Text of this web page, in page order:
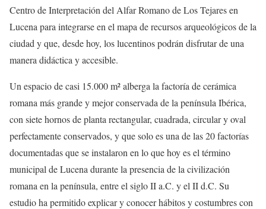
Centro de Interpretación del Alfar Romano de Los Tejares en
Lucena para integrarse en el mapa de recursos arqueológicos de la
ciudad y que, desde hoy, los lucentinos podrán disfrutar de una
manera didáctica y accesible.
Un espacio de casi 15.000 m² alberga la factoría de cerámica
romana más grande y mejor conservada de la península Ibérica,
con siete hornos de planta rectangular, cuadrada, circular y oval
perfectamente conservados, y que solo es una de las 20 factorías
documentadas que se instalaron en lo que hoy es el término
municipal de Lucena durante la presencia de la civilización
romana en la península, entre el siglo II a.C. y el II d.C. Su
estudio ha permitido explicar y conocer hábitos y costumbres con